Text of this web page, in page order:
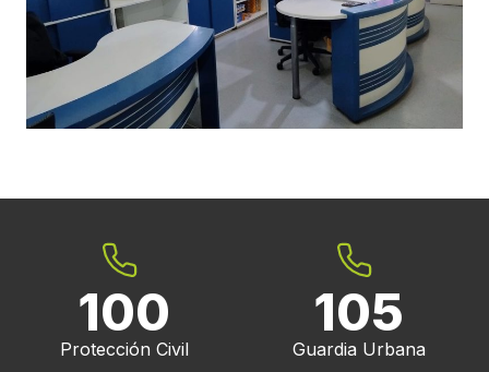
100
Protección Civil
105
Guardia Urbana